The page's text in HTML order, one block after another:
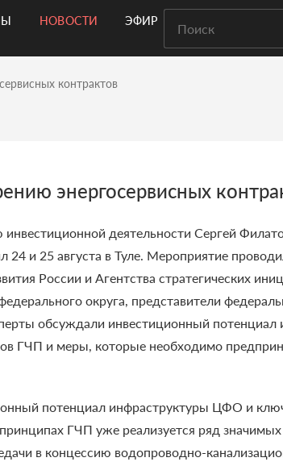
НОВОСТИ ЭФИР
контрактов
энергосервисных
деятельности Сергей
и 25 августа в Туле. Мероприятие
России и Агентства стратегических
округа, представители
обсуждали инвестиционный потенциал
ГЧП и меры, которые необходимо
потенциал инфраструктуры ЦФО и
ГЧП уже реализуется ряд
в концессию водопроводно-